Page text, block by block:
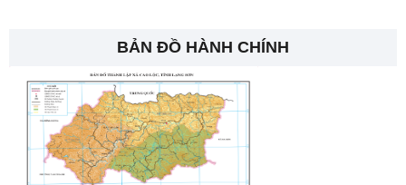
BẢN ĐỒ HÀNH CHÍNH